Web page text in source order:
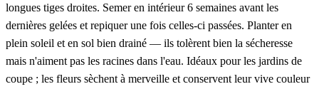
longues tiges droites. Semer en intérieur 6 semaines avant les
dernières gelées et repiquer une fois celles-ci passées. Planter en
plein soleil et en sol bien drainé — ils tolèrent bien la sécheresse
mais n'aiment pas les racines dans l'eau. Idéaux pour les jardins de
coupe ; les fleurs sèchent à merveille et conservent leur vive couleur